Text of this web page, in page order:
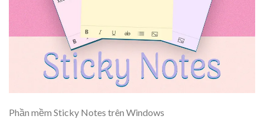
Phần mềm Sticky Notes trên Windows